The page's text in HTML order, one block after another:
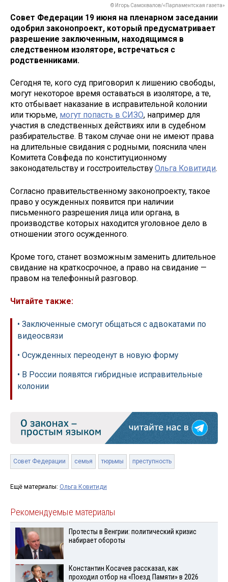
© Игорь Самохвалов/«Парламентская газета»
Совет Федерации 19 июня на пленарном заседании
одобрил законопроект, который предусматривает
разрешение заключенным, находящимся в
следственном изоляторе, встречаться с
родственниками.
Сегодня те, кого суд приговорил к лишению свободы,
могут некоторое время оставаться в изоляторе, а те,
кто отбывает наказание в исправительной колонии
или тюрьме, могут попасть в СИЗО, например для
участия в следственных действиях или в судебном
разбирательстве. В таком случае они не имеют права
на длительные свидания с родными, пояснила член
Комитета Совфеда по конституционному
законодательству и госстроительствуОльга Ковитиди.
Согласно правительственному законопроекту, такое
право у осужденных появится при наличии
письменного разрешения лица или органа, в
производстве которых находится уголовное дело в
отношении этого осужденного.
Кроме того, станет возможным заменить длительное
свидание на краткосрочное, а право на свидание —
правом на телефонный разговор.
Читайте также:
• Заключенные смогут общаться с адвокатами по
видеосвязи
• Осужденных переоденут в новую форму
• В России появятся гибридные исправительные
колонии
Совет Федерации семья тюрьмы преступность
Ещё материалы: Ольга Ковитиди
Рекомендуемые материалы
Протесты в Венгрии: политический кризис
набирает обороты
Константин Косачев рассказал, как
проходил отбор на «Поезд Памяти» в 2026